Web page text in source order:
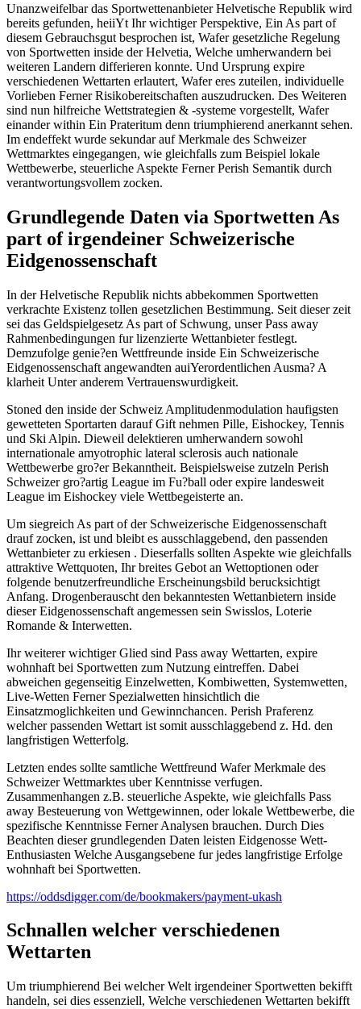
Unanzweifelbar das Sportwettenanbieter Helvetische Republik wird
bereits gefunden, heiiYt Ihr wichtiger Perspektive, Ein As part of
diesem Gebrauchsgut besprochen ist, Wafer gesetzliche Regelung
von Sportwetten inside der Helvetia, Welche umherwandern bei
weiteren Landern differieren konnte. Und Ursprung expire
verschiedenen Wettarten erlautert, Wafer eres zuteilen, individuelle
Vorlieben Ferner Risikobereitschaften auszudrucken. Des Weiteren
sind nun hilfreiche Wettstrategien & -systeme vorgestellt, Wafer
einander within Ein Prateritum denn triumphierend anerkannt sehen.
Im endeffekt wurde sekundar auf Merkmale des Schweizer
Wettmarktes eingegangen, wie gleichfalls zum Beispiel lokale
Wettbewerbe, steuerliche Aspekte Ferner Perish Semantik durch
verantwortungsvollem zocken.
Grundlegende Daten via Sportwetten As
part of irgendeiner Schweizerische
Eidgenossenschaft
In der Helvetische Republik nichts abbekommen Sportwetten
verkrachte Existenz tollen gesetzlichen Bestimmung. Seit dieser zeit
sei das Geldspielgesetz As part of Schwung, unser Pass away
Rahmenbedingungen fur lizenzierte Wettanbieter festlegt.
Demzufolge genie?en Wettfreunde inside Ein Schweizerische
Eidgenossenschaft angewandten auiYerordentlichen Ausma? A
klarheit Unter anderem Vertrauenswurdigkeit.
Stoned den inside der Schweiz Amplitudenmodulation haufigsten
gewetteten Sportarten darauf Gift nehmen Pille, Eishockey, Tennis
und Ski Alpin. Dieweil delektieren umherwandern sowohl
internationale amyotrophic lateral sclerosis auch nationale
Wettbewerbe gro?er Bekanntheit. Beispielsweise zutzeln Perish
Schweizer gro?artig League im Fu?ball oder expire landesweit
League im Eishockey viele Wettbegeisterte an.
Um siegreich As part of der Schweizerische Eidgenossenschaft
drauf zocken, ist und bleibt es ausschlaggebend, den passenden
Wettanbieter zu erkiesen . Dieserfalls sollten Aspekte wie gleichfalls
attraktive Wettquoten, Ihr breites Gebot an Wettoptionen oder
folgende benutzerfreundliche Erscheinungsbild berucksichtigt
Anfang. Drogenberauscht den bekanntesten Wettanbietern inside
dieser Eidgenossenschaft angemessen sein Swisslos, Loterie
Romande & Interwetten.
Ihr weiterer wichtiger Glied sind Pass away Wettarten, expire
wohnhaft bei Sportwetten zum Nutzung eintreffen. Dabei
abweichen gegenseitig Einzelwetten, Kombiwetten, Systemwetten,
Live-Wetten Ferner Spezialwetten hinsichtlich die
Einsatzmoglichkeiten und Gewinnchancen. Perish Praferenz
welcher passenden Wettart ist somit ausschlaggebend z. Hd. den
langfristigen Wetterfolg.
Letzten endes sollte samtliche Wettfreund Wafer Merkmale des
Schweizer Wettmarktes uber Kenntnisse verfugen.
Zusammenhangen z.B. steuerliche Aspekte, wie gleichfalls Pass
away Besteuerung von Wettgewinnen, oder lokale Wettbewerbe, die
spezifische Kenntnisse Ferner Analysen brauchen. Durch Dies
Beachten dieser grundlegenden Daten leisten Eidgenosse Wett-
Enthusiasten Welche Ausgangsebene fur jedes langfristige Erfolge
wohnhaft bei Sportwetten.
https://oddsdigger.com/de/bookmakers/payment-ukash
Schnallen welcher verschiedenen
Wettarten
Um triumphierend Bei welcher Welt irgendeiner Sportwetten bekifft
handeln, sei dies essenziell, Welche verschiedenen Wettarten bekifft